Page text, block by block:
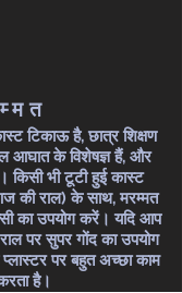
टिकाऊ है, छात्र शिक्षण
आघात के विशेषज्ञ हैं, और
किसी भी टूटी हुई कास्ट
की राल) के साथ, मरम्मत
का उपयोग करें। यदि आप
पर सुपर गोंद का उपयोग
पर बहुत अच्छा काम
है।